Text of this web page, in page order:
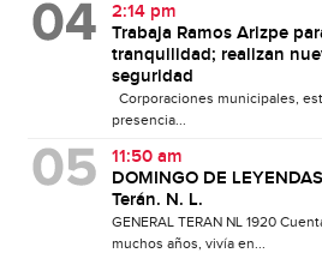
2:14 pm
Trabaja Ramos Arizpe
tranquilidad; realizan
seguridad
Corporaciones municipales,
presencia...
11:50 am
DOMINGO DE
Terán. N. L.
GENERAL TERAN NL 1920
muchos años, vivía en...